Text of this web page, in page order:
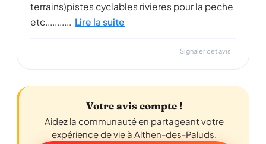
terrains)pistes cyclables rivieres pour la peche
etc........... Lire la suite
Signaler cet avis
Votre avis compte !
Aidez la communauté en partageant votre
expérience de vie à Althen-des-Paluds.